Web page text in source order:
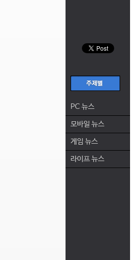
PC 뉴스
모바일 뉴스
게임 뉴스
라이프 뉴스